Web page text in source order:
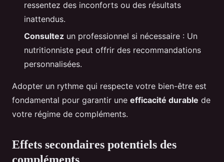
ressentez des inconforts ou des résultats
inattendus.
Consultez un professionnel si nécessaire : Un
nutritionniste peut offrir des recommandations
personnalisées.
Adopter un rythme qui respecte votre bien-être est
fondamental pour garantir une efficacité durable de
votre régime de compléments.
Effets secondaires potentiels des